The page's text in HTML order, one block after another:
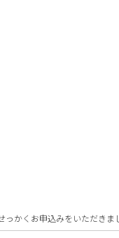
かくお申込みをいただき